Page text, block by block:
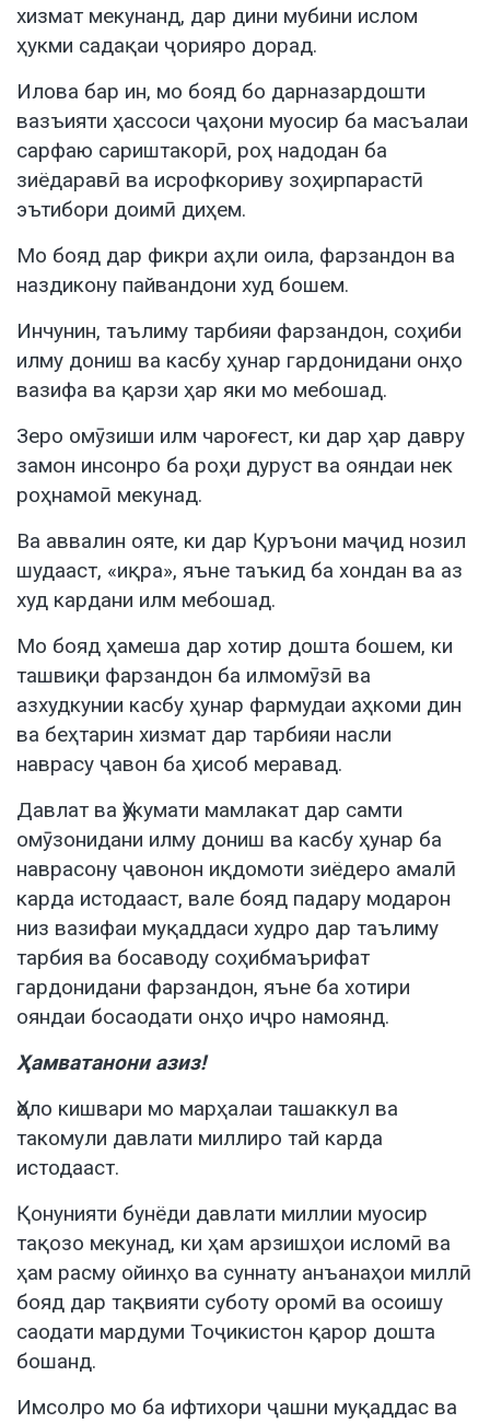
хизмат мекунанд, дар дини мубини ислом
ҳукми садақаи ҷорияро дорад.
Илова бар ин, мо бояд бо дарназардошти
вазъияти ҳассоси ҷаҳони муосир ба масъалаи
сарфаю сариштакорӣ, роҳ надодан ба
зиёдаравӣ ва исрофкориву зоҳирпарастӣ
эътибори доимӣ диҳем.
Мо бояд дар фикри аҳли оила, фарзандон ва
наздикону пайвандони худ бошем.
Инчунин, таълиму тарбияи фарзандон, соҳиби
илму дониш ва касбу ҳунар гардонидани онҳо
вазифа ва қарзи ҳар яки мо мебошад.
Зеро омӯзиши илм чароғест, ки дар ҳар давру
замон инсонро ба роҳи дуруст ва ояндаи нек
роҳнамоӣ мекунад.
Ва аввалин ояте, ки дар Қуръони маҷид нозил
шудааст, «иқра», яъне таъкид ба хондан ва аз
худ кардани илм мебошад.
Мо бояд ҳамеша дар хотир дошта бошем, ки
ташвиқи фарзандон ба илмомӯзӣ ва
азхудкунии касбу ҳунар фармудаи аҳкоми дин
ва беҳтарин хизмат дар тарбияи насли
наврасу ҷавон ба ҳисоб меравад.
Давлат ва Ҳукумати мамлакат дар самти
омӯзонидани илму дониш ва касбу ҳунар ба
наврасону ҷавонон иқдомоти зиёдеро амалӣ
карда истодааст, вале бояд падару модарон
низ вазифаи муқаддаси худро дар таълиму
тарбия ва босаводу соҳибмаърифат
гардонидани фарзандон, яъне ба хотири
ояндаи босаодати онҳо иҷро намоянд.
Ҳамватанони азиз!
Ҳоло кишвари мо марҳалаи ташаккул ва
такомули давлати миллиро тай карда
истодааст.
Қонунияти бунёди давлати миллии муосир
тақозо мекунад, ки ҳам арзишҳои исломӣ ва
ҳам расму ойинҳо ва суннату анъанаҳои миллӣ
бояд дар тақвияти суботу оромӣ ва осоишу
саодати мардуми Тоҷикистон қарор дошта
бошанд.
Имсолро мо ба ифтихори ҷашни муқаддас ва